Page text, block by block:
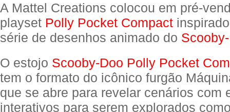
A Mattel Creations colocou em pré-
playset Polly Pocket Compact
série de desenhos animado do
O estojo Scooby-Doo Polly Pocket
tem o formato do icônico furgão
que se abre para revelar cenários com
interativos para serem explorados